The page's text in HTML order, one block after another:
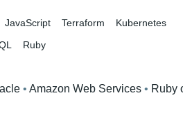
JavaScript Terraform
Kubernetes
Ruby
• Amazon Web Services • Ruby